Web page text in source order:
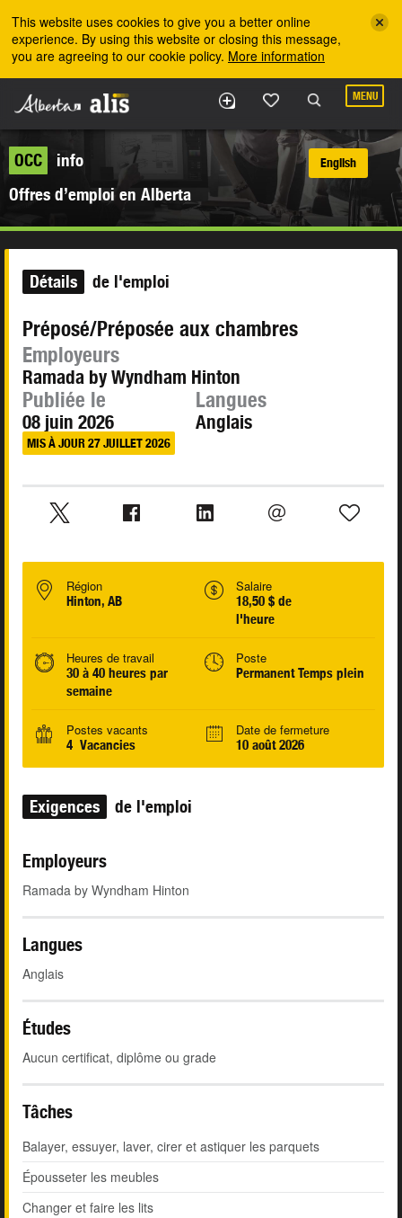
This website uses cookies to give you a better online
experience. By using this website or closing this message,
you are agreeing to our cookie policy. More information
MENU
OCC
info
Offres d’emploi en Alberta
English
Détails de l'emploi
Préposé/Préposée aux chambres
Employeurs
Ramada by Wyndham Hinton
Publiée le
08 juin 2026
MIS À JOUR 27 JUILLET 2026
Langues
Anglais
Région
Hinton, AB
Salaire
18,50 $ de
l'heure
Heures de travail
30 à 40 heures par
semaine
Poste
Permanent Temps plein
Postes vacants
4 Vacancies
Date de fermeture
10 août 2026
Exigences de l'emploi
Employeurs
Ramada by Wyndham Hinton
Langues
Anglais
Études
Aucun certificat, diplôme ou grade
Tâches
Balayer, essuyer, laver, cirer et astiquer les parquets
Épousseter les meubles
Changer et faire les lits